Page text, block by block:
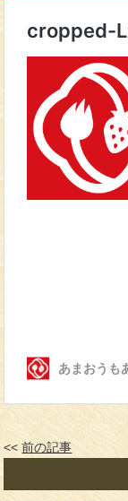
<<前の記事